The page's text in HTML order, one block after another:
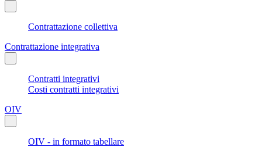
Contrattazione collettiva
Contrattazione integrativa
Contratti integrativi
Costi contratti integrativi
OIV
OIV - in formato tabellare